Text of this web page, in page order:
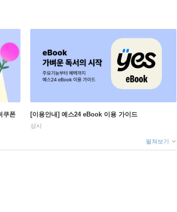
쿠폰 [이용안내] 예스24 eBook 이용 가이드
상시
펼쳐보기